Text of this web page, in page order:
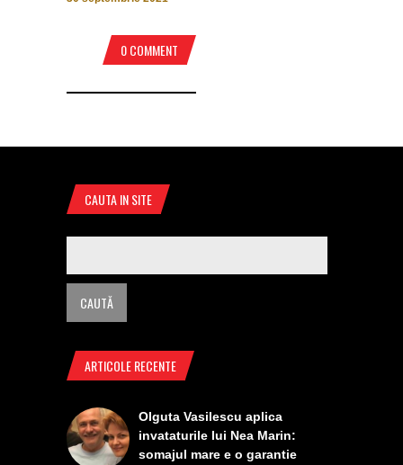
0 COMMENT
CAUTA IN SITE
ARTICOLE RECENTE
Olguta Vasilescu aplica
invataturile lui Nea Marin:
somajul mare e o garantie